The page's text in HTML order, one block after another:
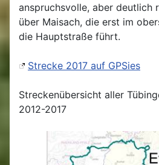
anspruchsvolle, aber deutlich
über Maisach, die erst im
die Hauptstraße führt.
Strecke 2017 auf GPSies
Streckenübersicht aller
2012-2017